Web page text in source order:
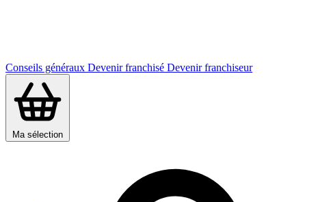
Conseils généraux Devenir franchisé Devenir franchiseur
Ma sélection